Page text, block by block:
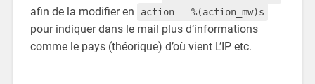
afin de la modifier en action = %(action_mw)s
pour indiquer dans le mail plus d’informations
comme le pays (théorique) d’où vient L’IP etc.